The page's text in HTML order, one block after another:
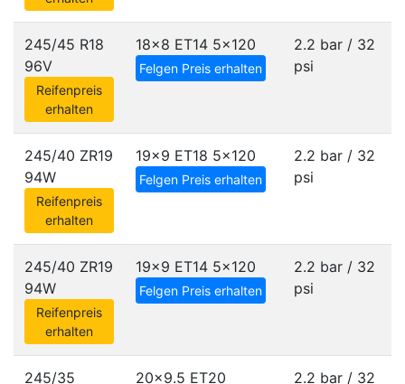
245/45 R18
96V
Reifenpreis
erhalten
18x8 ET14 5x120
Felgen Preis erhalten
2.2 bar / 32
psi
245/40 ZR19
94W
Reifenpreis
erhalten
19x9 ET18 5x120
Felgen Preis erhalten
2.2 bar / 32
psi
245/40 ZR19
94W
Reifenpreis
erhalten
19x9 ET14 5x120
Felgen Preis erhalten
2.2 bar / 32
psi
245/35
20x9.5 ET20
2.2 bar / 32